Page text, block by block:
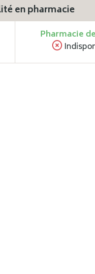
en pharmacie
Pharmacie